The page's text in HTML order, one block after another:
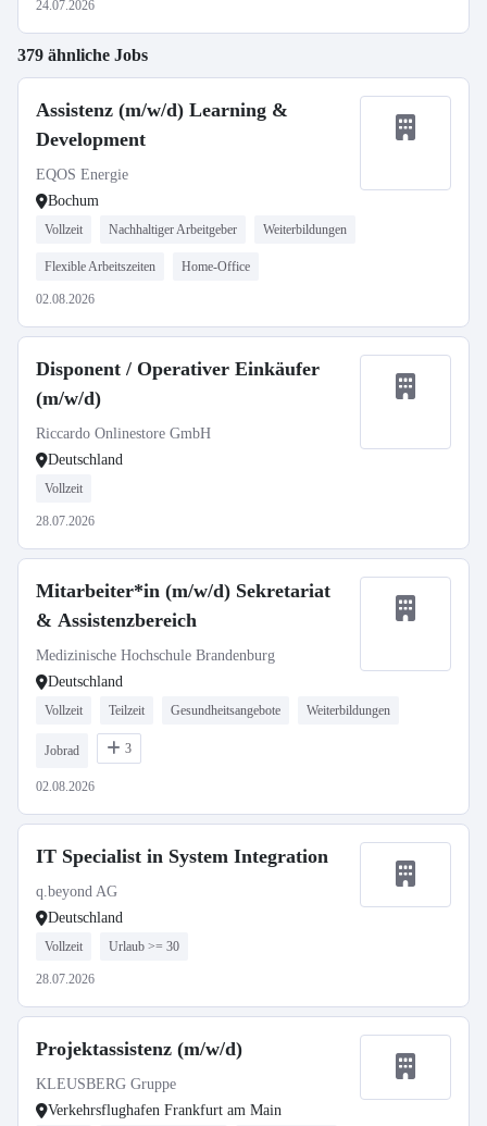
24.07.2026
379 ähnliche Jobs
Assistenz (m/w/d) Learning &
Development
EQOS Energie
Bochum
Vollzeit Nachhaltiger Arbeitgeber Weiterbildungen
Flexible Arbeitszeiten Home-Office
02.08.2026
Disponent / Operativer Einkäufer
(m/w/d)
Riccardo Onlinestore GmbH
Deutschland
Vollzeit
28.07.2026
Mitarbeiter*in (m/w/d) Sekretariat
& Assistenzbereich
Medizinische Hochschule Brandenburg
Deutschland
Vollzeit Teilzeit Gesundheitsangebote Weiterbildungen
Jobrad 3
02.08.2026
IT Specialist in System Integration
q.beyond AG
Deutschland
Vollzeit Urlaub >= 30
28.07.2026
Projektassistenz (m/w/d)
KLEUSBERG Gruppe
Verkehrsflughafen Frankfurt am Main